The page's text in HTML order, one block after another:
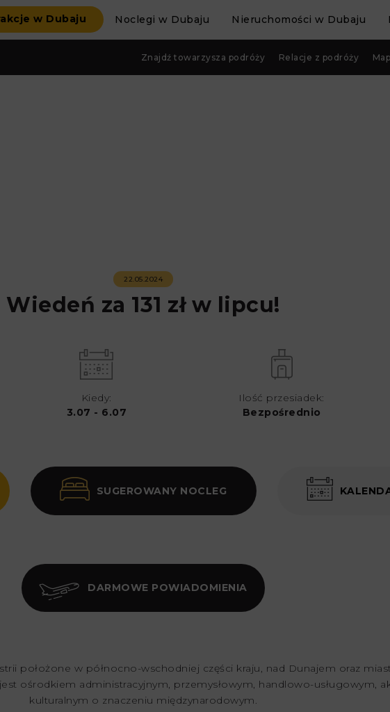
w Dubaju Noclegi w Dubaju Nieruchomości w Dubaju
Znajdź towarzysza podróży Relacje z podróży
22.05.2024
Wiedeń za 131 zł w lipcu!
Kiedy:
3.07 - 6.07
Ilość przesiadek:
Bezpośrednio
SUGEROWANY NOCLEG
DARMOWE POWIADOMIENIA
położone w północno-wschodniej części kraju, nad Dunajem oraz
ośrodkiem administracyjnym, przemysłowym, handlowo-usługowym,
kulturalnym o znaczeniu międzynarodowym.